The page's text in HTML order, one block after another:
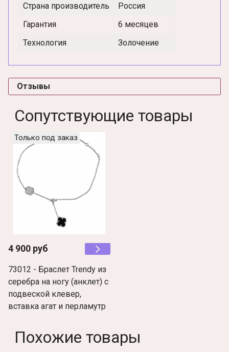
Страна производитель
Россия
Гарантия
6 месяцев
Технология
Золочение
Отзывы
Сопутствующие товары
Только под заказ
4 900 руб
73012 - Браслет Trendy из
серебра на ногу (анклет) с
подвеской клевер,
вставка агат и перламутр
Похожие товары